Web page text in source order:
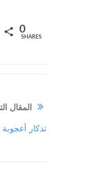
0
SHARES
المقال
تذكار أعجوبة